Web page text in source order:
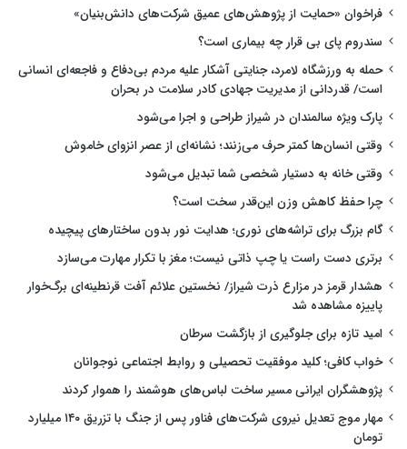
فراخوان «حمایت از پژوهش‌های عمیق شرکت‌های دانش‌بنیان»
سندروم پای بی قرار چه بیماری است؟
حمله به ورزشگاه لامرد، جنایتی آشکار علیه مردم بی‌دفاع و فاجعه‌ای انسانی
است/ قدردانی از مدیریت جهادی کادر سلامت در بحران
پارک ویژه سالمندان در شیراز طراحی و اجرا می‌شود
وقتی انسان‌ها کمتر حرف می‌زنند؛ نشانه‌ای از عصر انزوای خاموش
وقتی خانه به دستیار شخصی شما تبدیل می‌شود
چرا حفظ کاهش وزن این‌قدر سخت است؟
گام بزرگ برای تراشه‌های نوری؛ هدایت نور بدون ساختارهای پیچیده
برتری دست راست یا چپ ذاتی نیست؛ مغز با تکرار مهارت می‌سازد
هشدار قرمز در مزارع ذرت شیراز/ نخستین علائم آفت قرنطینه‌ای برگ‌خوار
پاییزه مشاهده شد
امید تازه برای جلوگیری از بازگشت سرطان
خواب کافی؛ کلید موفقیت تحصیلی و روابط اجتماعی نوجوانان
پژوهشگران ایرانی مسیر ساخت لباس‌های هوشمند را هموار کردند
مهار موج تعدیل نیروی شرکت‌های فناور پس از جنگ با تزریق ۱۴۰ میلیارد
تومان